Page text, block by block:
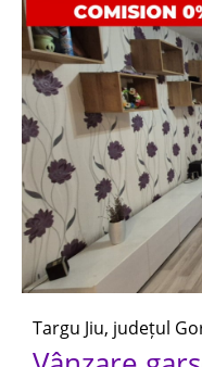
Targu Jiu, județul